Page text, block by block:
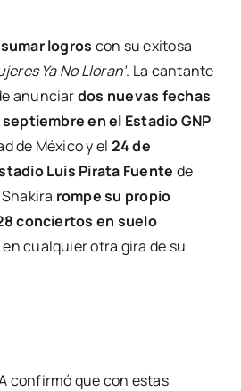
logros con su exitosa
Ya No Lloran’. La cantante
anunciardos nuevas fechas
septiembre en el Estadio GNP
de México y el 24 de
Luis Pirata Fuente de
rompe su propio
conciertos en suelo
en cualquier otra gira de su
confirmó que con estas